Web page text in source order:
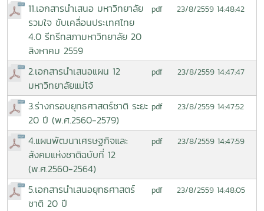
11.เอกสารนำเสนอ มหาวิทยาลัย
รวมใจ ขับเคลื่อนประเทศไทย
4.0 รีทรีทสภามหาวิทยาลัย 20
สิงหาคม 2559
pdf 23/8/2559 14:48:42
2.เอกสารนำเสนอแผน 12
มหาวิทยาลัยแม่โจ้
pdf 23/8/2559 14:47:47
3.ร่างกรอบยุทธศาสตร์ชาติ ระยะ
20 ปี (พ.ศ.2560-2579)
pdf 23/8/2559 14:47:52
4.แผนพัฒนาเศรษฐกิจและ
สังคมแห่งชาติฉบับที่ 12
(พ.ศ.2560-2564)
pdf 23/8/2559 14:47:59
5.เอกสารนำเสนอยุทธศาสตร์
ชาติ 20 ปี
pdf 23/8/2559 14:48:05